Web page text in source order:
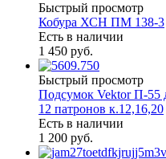
Быстрый просмотр
Кобура ХСН ПМ 138-3
Есть в наличии
1 450 руб.
Быстрый просмотр
Подсумок Vektor П-55
12 патронов к.12,16,20
Есть в наличии
1 200 руб.